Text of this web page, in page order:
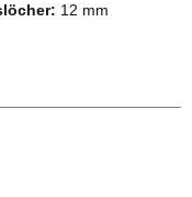
12 mm